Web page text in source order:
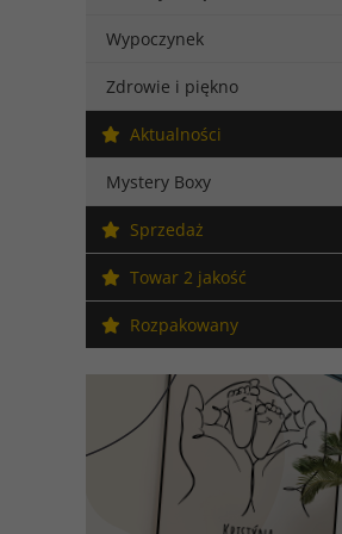
Wypoczynek
Zdrowie i piękno
Aktualności
Mystery Boxy
Sprzedaż
Towar 2 jakość
Rozpakowany